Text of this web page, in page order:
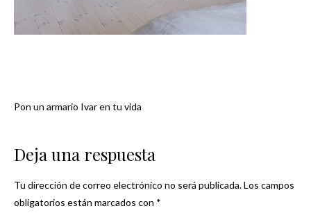
Navegación
de
entradas
Pon un armario Ivar en tu vida
Deja una respuesta
Tu dirección de correo electrónico no será publicada.Los campos
obligatorios están marcados con *